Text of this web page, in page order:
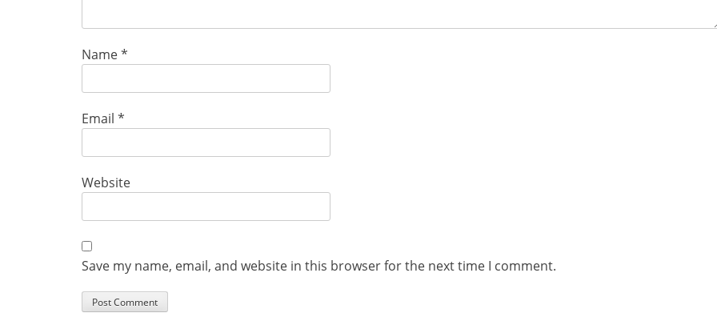
Name*
Email *
Website
Save my name, email, and website in this browser for the next time I comment.